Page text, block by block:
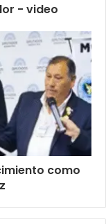
- video
como